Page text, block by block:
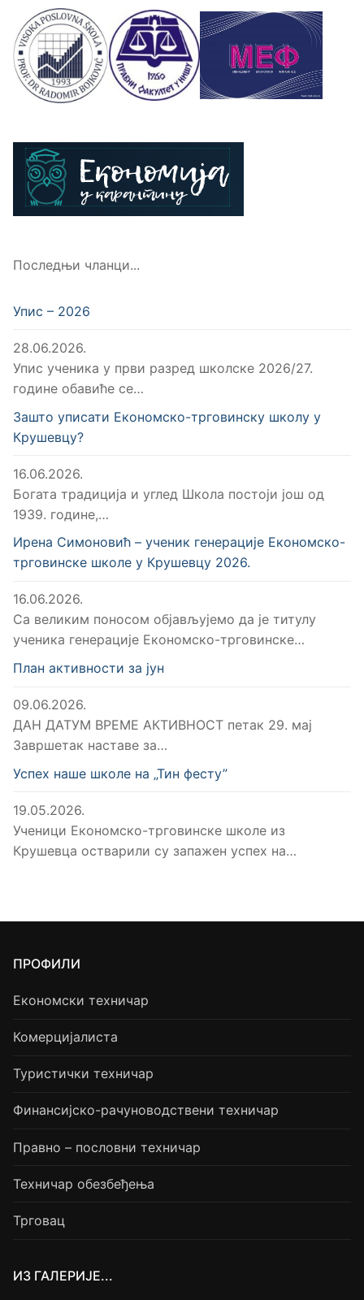
Последњи чланци...
Упис – 2026
28.06.2026.
Упис ученика у први разред школске 2026/27.
године обавиће се…
Зашто уписати Економско-трговинску школу у
Крушевцу?
16.06.2026.
Богата традиција и углед Школа постоји још од
1939. године,…
Ирена Симоновић – ученик генерације Економско-
трговинске школе у Крушевцу 2026.
16.06.2026.
Са великим поносом објављујемо да је титулу
ученика генерације Економско-трговинске…
План активности за јун
09.06.2026.
ДАН ДАТУМ ВРЕМЕ АКТИВНОСТ петак 29. мај
Завршетак наставе за…
Успех наше школе на „Тин фесту”
19.05.2026.
Ученици Економско-трговинске школе из
Крушевца остварили су запажен успех на…
ПРОФИЛИ
Економски техничар
Комерцијалиста
Туристички техничар
Финансијско-рачуноводствени техничар
Правно – пословни техничар
Техничар обезбеђења
Трговац
ИЗ ГАЛЕРИЈЕ...